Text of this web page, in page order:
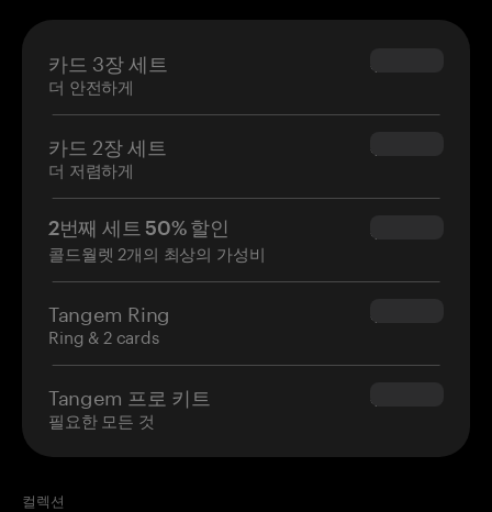
카드 3장 세트
더 안전하게
$69.90
카드 2장 세트
더 저렴하게
$54.90
2번째 세트 50% 할인
콜드월렛 2개의 최상의 가성비
$34.95
Tangem Ring
Ring & 2 cards
$160.00
Tangem 프로 키트
필요한 모든 것
$180.00
컬렉션